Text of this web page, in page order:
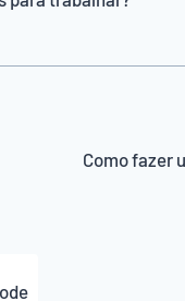
Como fazer